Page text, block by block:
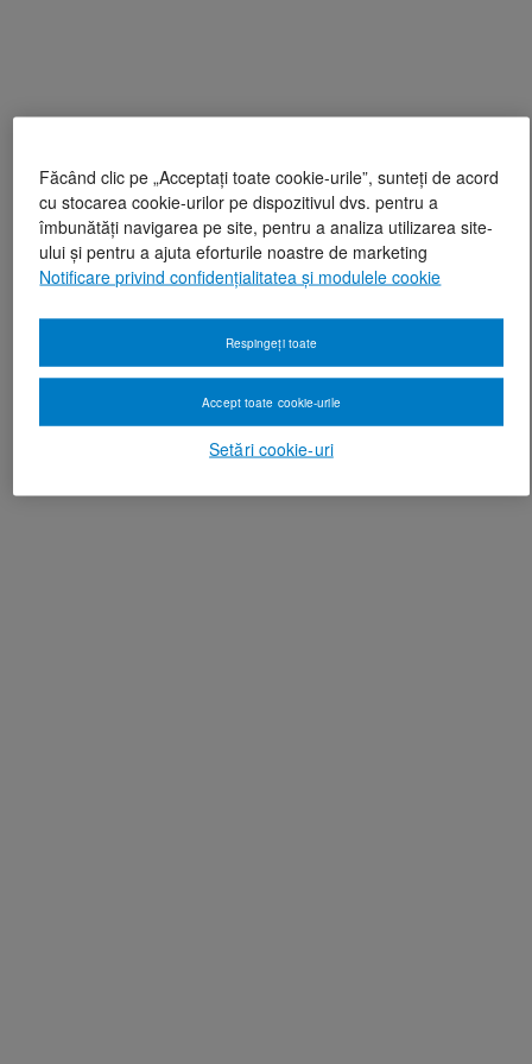
Făcând clic pe „Acceptați toate cookie-urile”, sunteți de acord
cu stocarea cookie-urilor pe dispozitivul dvs. pentru a
îmbunătăți navigarea pe site, pentru a analiza utilizarea site-
ului și pentru a ajuta eforturile noastre de marketing
Notificare privind confidențialitatea și modulele cookie
Setări cookie-uri
Respingeți toate
Accept toate cookie-urile